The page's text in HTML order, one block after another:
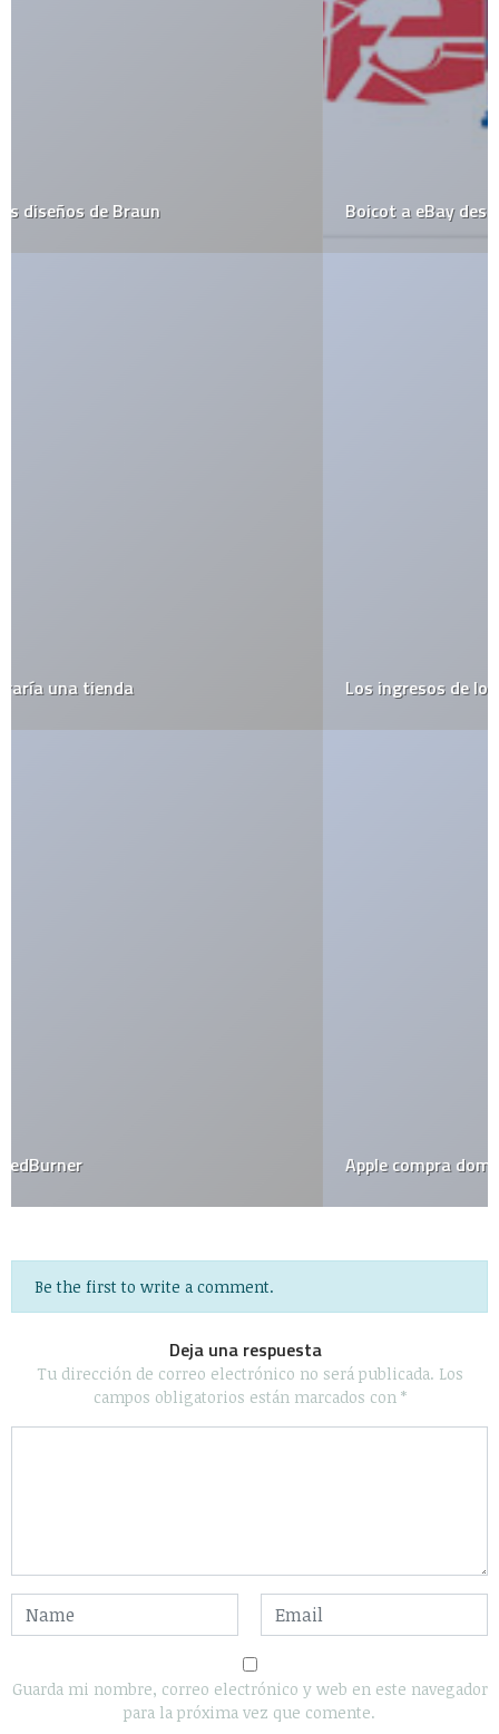
Boicot a eBay desde este lunes
Los ingresos de los Bloggers
Apple compra dominio de iPhone.com
Be the first to write a comment.
Deja una respuesta
Tu dirección de correo electrónico no será publicada. Los
campos obligatorios están marcados con *
Guarda mi nombre, correo electrónico y web en este navegador
para la próxima vez que comente.